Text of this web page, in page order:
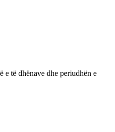
e të dhënave dhe periudhën e